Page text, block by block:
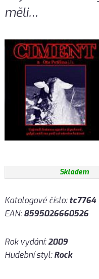
měli…
Skladem
Katalogové číslo:tc7764
EAN:8595026660526
Rok vydání:2009
Hudební styl:Rock